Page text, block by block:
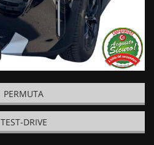
PERMUTA
TEST-DRIVE